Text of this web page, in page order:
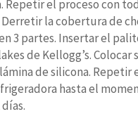
Repetir el proceso con
Derretir la cobertura de
3 partes. Insertar el
de Kellogg’s.
de silicona.
hasta el